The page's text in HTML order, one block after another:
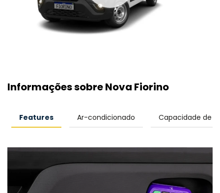
Informações sobre Nova Fiorino
Features Ar-condicionado Capacidade de